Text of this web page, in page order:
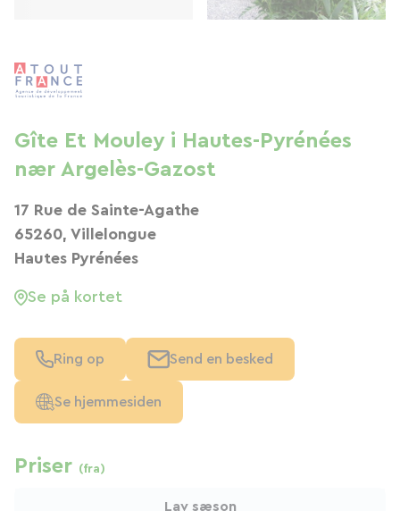
Gîte Et Mouley i Hautes-Pyrénées
nær Argelès-Gazost
17 Rue de Sainte-Agathe
65260, Villelongue
Hautes Pyrénées
Se på kortet
Ring op Send en besked
Se hjemmesiden
Priser (fra)
Lav sæson